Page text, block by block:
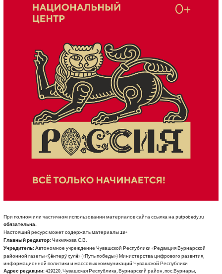
При полном или частичном использовании материалов сайта ссылка на putpobedy.ru
обязательна.
Настоящий ресурс может содержать материалы18+
Главный редактор:Чикмякова С.В.
Учредитель:Автономное учреждение Чувашской Республики «Редакция Вурнарской
районной газеты «Çĕнтерÿ çулĕ» («Путь победы») Министерства цифрового развития,
информационной политики и массовых коммуникаций Чувашской Республики
Адрес редакции:429220, Чувашская Республика, Вурнарский район, пос.Вурнары,